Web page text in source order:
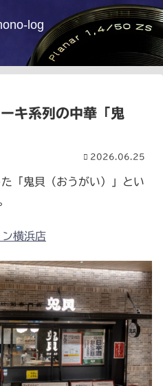
log
キ系列の中華「鬼
2026.06.25
「鬼貝（おうがい）」とい
横浜店